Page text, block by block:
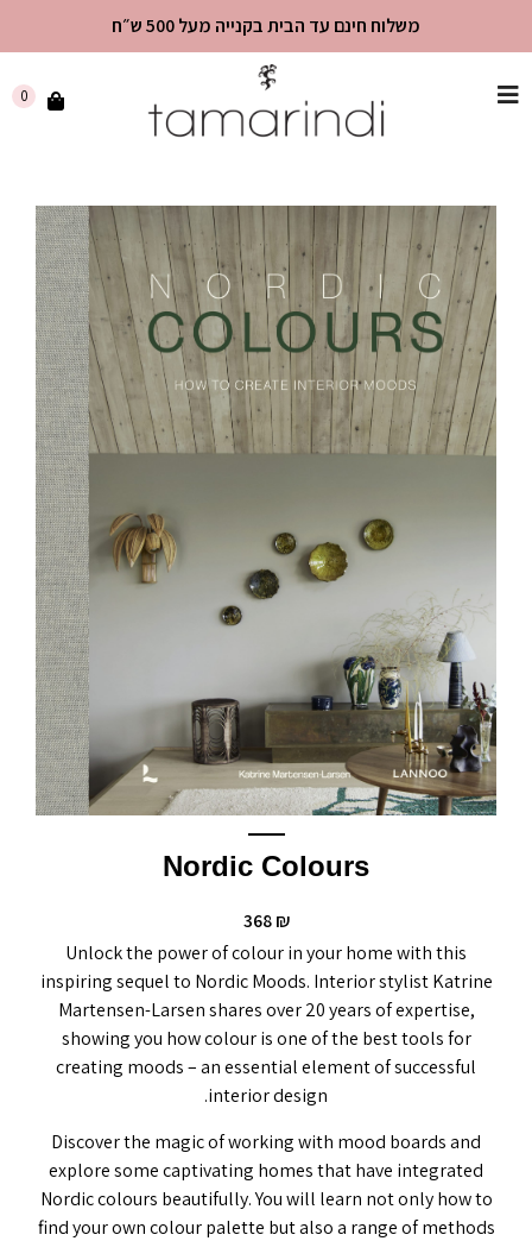
שִׂים
מֻפְעֶלֶת
מַעֲרֶכֶת
בִּקְלִיק"
הַמְּסַיַּעַת
לִנְגִישׁוּת
משלוח חינם עד הבית בקנייה מעל 500 ש״ח
0
Nordic Colours
368₪
Unlock the power of colour in your home with this
inspiring sequel to Nordic Moods. Interior stylist Katrine
Martensen-Larsen shares over 20 years of expertise,
showing you how colour is one of the best tools for
creating moods – an essential element of successful
interior design.
Discover the magic of working with mood boards and
explore some captivating homes that have integrated
Nordic colours beautifully. You will learn not only how to
find your own colour palette but also a range of methods